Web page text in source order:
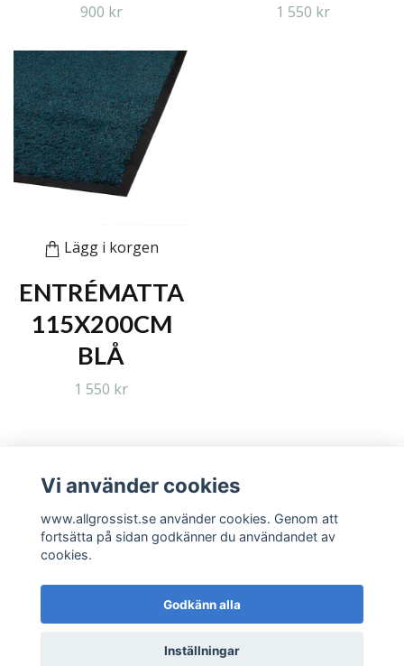
900 kr 1 550 kr
Lägg i korgen
ENTRÉMATTA
115X200CM
BLÅ
1 550 kr
Läs mer
© 2026 www.allgrossist.se
Vi använder cookies
www.allgrossist.se använder cookies. Genom att
fortsätta på sidan godkänner du användandet av
cookies.
Godkänn alla
Inställningar